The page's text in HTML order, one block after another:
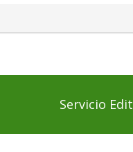
Servicio